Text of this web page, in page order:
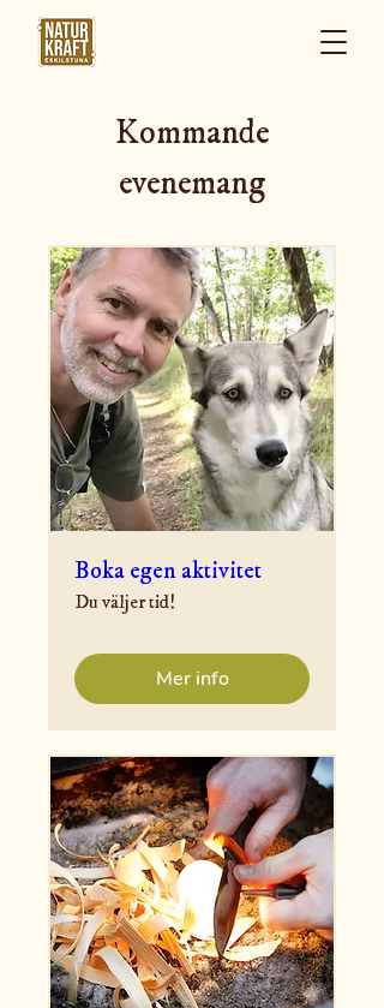
Kommande
evenemang
Boka egen aktivitet
Du väljer tid!
Mer info